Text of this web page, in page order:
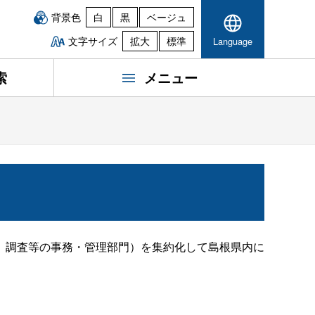
背景色 白 黒
ベージュ
文字サイズ
拡大 標準 Language
メニュー
査等の事務・管理部門）を集約化して島根県内に